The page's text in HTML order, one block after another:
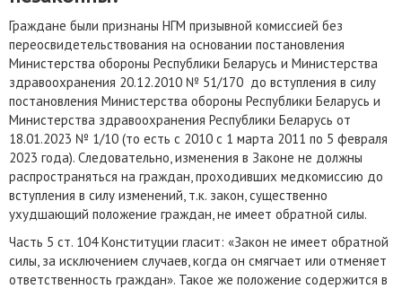
Граждане были признаны НГМ призывной комиссией без
переосвидетельствования на основании постановления
Министерства обороны Республики Беларусь и Министерства
здравоохранения 20.12.2010 № 51/170 до вступления в силу
постановления Министерства обороны Республики Беларусь и
Министерства здравоохранения Республики Беларусь от
18.01.2023 № 1/10 (то есть с 2010 с 1 марта 2011 по 5 февраля
2023 года). Следовательно, изменения в Законе не должны
распространяться на граждан, проходивших медкомиссию до
вступления в силу изменений, т.к. закон, существенно
ухудшающий положение граждан, не имеет обратной силы.
Часть 5 ст. 104 Конституции гласит: «Закон не имеет обратной
силы, за исключением случаев, когда он смягчает или отменяет
ответственность граждан». Такое же положение содержится в